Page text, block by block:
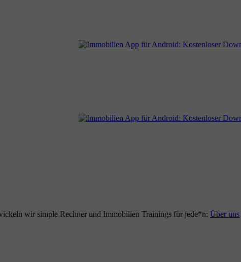
wir simple Rechner und Immobilien Trainings für jede*n: Über uns